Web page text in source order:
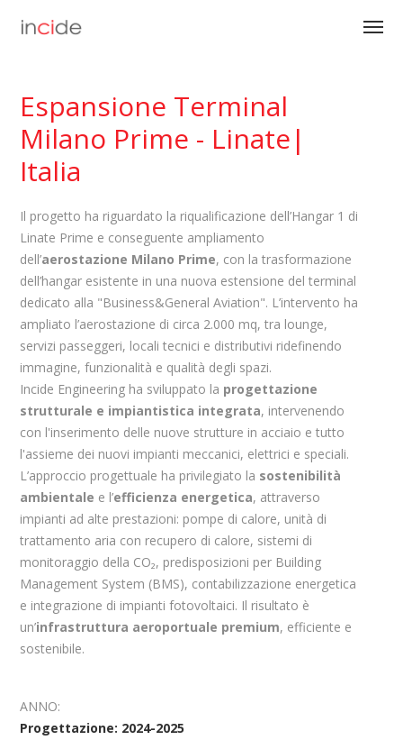
Espansione Terminal
Milano Prime - Linate|
Italia
Il progetto ha riguardato la riqualificazione dell’Hangar 1 di
Linate Prime e conseguente ampliamento
dell’aerostazione Milano Prime, con la trasformazione
dell’hangar esistente in una nuova estensione del terminal
dedicato alla "Business&General Aviation". L’intervento ha
ampliato l’aerostazione di circa 2.000 mq, tra lounge,
servizi passeggeri, locali tecnici e distributivi ridefinendo
immagine, funzionalità e qualità degli spazi.
Incide Engineering ha sviluppato la progettazione
strutturale e impiantistica integrata, intervenendo
con l'inserimento delle nuove strutture in acciaio e tutto
l'assieme dei nuovi impianti meccanici, elettrici e speciali.
L’approccio progettuale ha privilegiato la sostenibilità
ambientale e l’efficienza energetica, attraverso
impianti ad alte prestazioni: pompe di calore, unità di
trattamento aria con recupero di calore, sistemi di
monitoraggio della CO₂, predisposizioni per Building
Management System (BMS), contabilizzazione energetica
e integrazione di impianti fotovoltaici. Il risultato è
un’infrastruttura aeroportuale premium, efficiente e
sostenibile.
ANNO:
Progettazione: 2024-2025